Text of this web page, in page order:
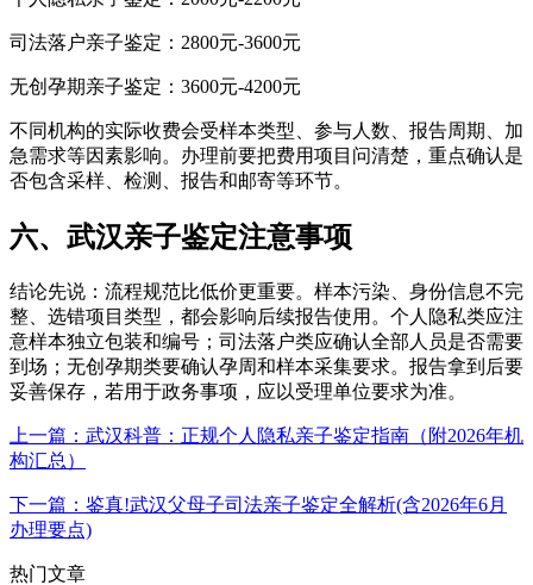
司法落户亲子鉴定：2800元-3600元
无创孕期亲子鉴定：3600元-4200元
不同机构的实际收费会受样本类型、参与人数、报告周期、加
急需求等因素影响。办理前要把费用项目问清楚，重点确认是
否包含采样、检测、报告和邮寄等环节。
六、武汉亲子鉴定注意事项
结论先说：流程规范比低价更重要。样本污染、身份信息不完
整、选错项目类型，都会影响后续报告使用。个人隐私类应注
意样本独立包装和编号；司法落户类应确认全部人员是否需要
到场；无创孕期类要确认孕周和样本采集要求。报告拿到后要
妥善保存，若用于政务事项，应以受理单位要求为准。
上一篇：武汉科普：正规个人隐私亲子鉴定指南（附2026年机
构汇总）
下一篇：鉴真!武汉父母子司法亲子鉴定全解析(含2026年6月
办理要点)
热门文章